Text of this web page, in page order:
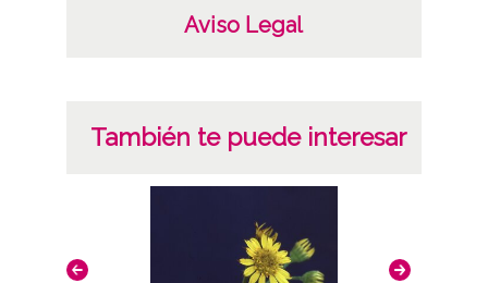
Aviso Legal
También te puede interesar